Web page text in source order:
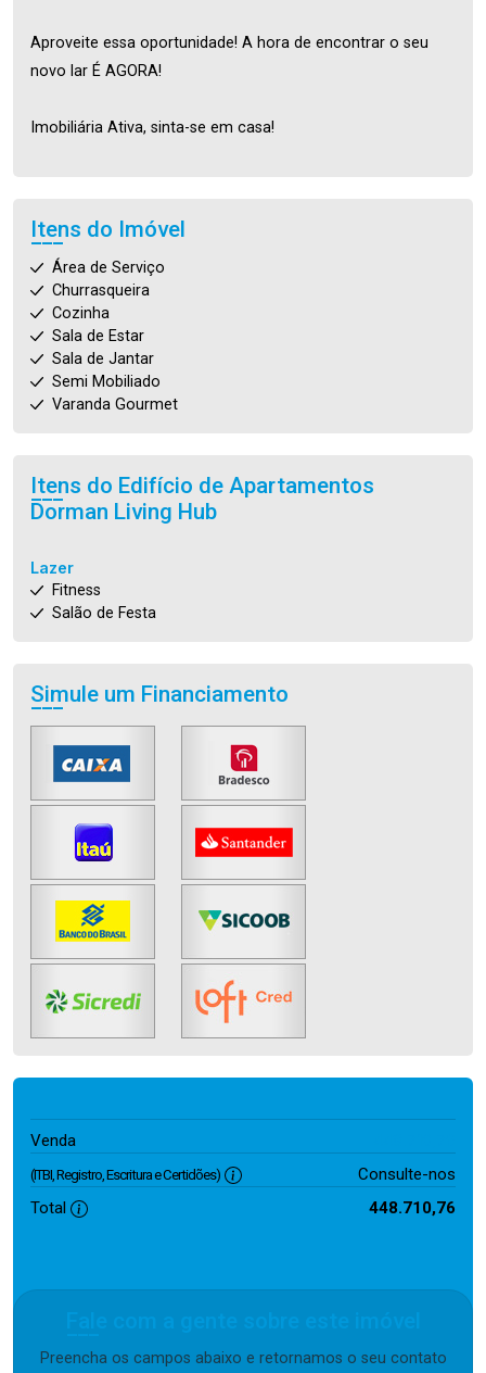
Aproveite essa oportunidade! A hora de encontrar o seu
novo lar É AGORA!
Imobiliária Ativa, sinta-se em casa!
Itens do Imóvel
Área de Serviço
Churrasqueira
Cozinha
Sala de Estar
Sala de Jantar
Semi Mobiliado
Varanda Gourmet
Itens do Edifício de Apartamentos
Dorman Living Hub
Lazer
Fitness
Salão de Festa
Simule um Financiamento
Venda
(ITBI, Registro, Escritura e Certidões)
Consulte-nos
Total
448.710,76
Preencha os campos abaixo e retornamos o seu contato